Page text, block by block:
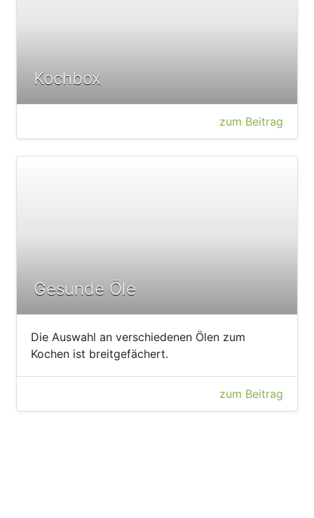
Kochbox
zum Beitrag
Gesunde Öle
Die Auswahl an verschiedenen Ölen zum
Kochen ist breitgefächert.
zum Beitrag